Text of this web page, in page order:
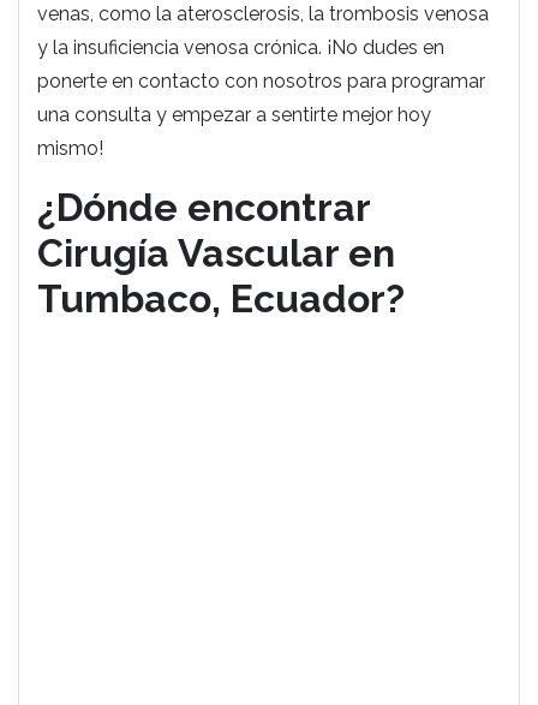
venas, como la aterosclerosis, la trombosis venosa
y la insuficiencia venosa crónica. ¡No dudes en
ponerte en contacto con nosotros para programar
una consulta y empezar a sentirte mejor hoy
mismo!
¿Dónde encontrar
Cirugía Vascular en
Tumbaco, Ecuador?